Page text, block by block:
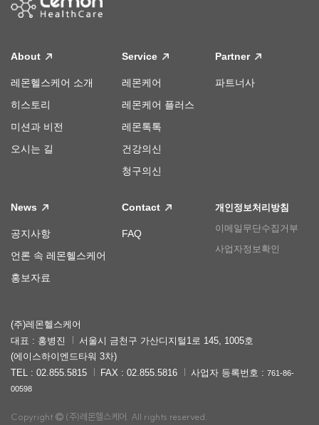
About
레몬헬스케어 소개
히스토리
미션과 비전
오시는 길
Service
레몬케어
레몬케어 플러스
레몬톡톡
건강의신
청구의신
Partner
파트너사
News
공지사항
언론 속 레몬헬스케어
홍보자료
Contact
FAQ
개인정보처리방침
이메일무단수집거부
사업자정보확인
(주)레몬헬스케어
대표 : 홍병진
서울시 금천구 가산디지털1로 145, 1005호
(에이스하이엔드타워 3차)
TEL : 02.855.5815
FAX : 02.855.5816 사업자 등록번호 : 761-86-
00598
Copyright (주)레몬헬스케어. All rights reserved.